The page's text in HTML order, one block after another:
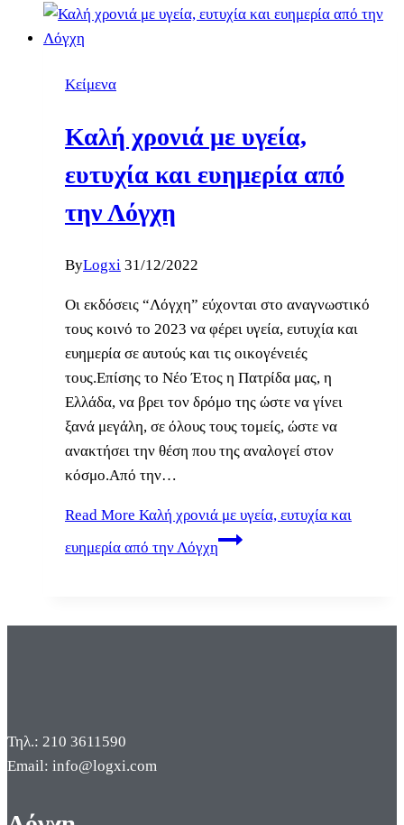
Κείμενα
Καλή χρονιά με υγεία,
ευτυχία και ευημερία από
την Λόγχη
ByLogxi 31/12/2022
Οι εκδόσεις “Λόγχη” εύχονται στο αναγνωστικό
τους κοινό το 2023 να φέρει υγεία, ευτυχία και
ευημερία σε αυτούς και τις οικογένειές
τους.Επίσης το Νέο Έτος η Πατρίδα μας, η
Ελλάδα, να βρει τον δρόμο της ώστε να γίνει
ξανά μεγάλη, σε όλους τους τομείς, ώστε να
ανακτήσει την θέση που της αναλογεί στον
κόσμο.Από την…
Read More Καλή χρονιά με υγεία, ευτυχία και
ευημερία από την Λόγχη
Τηλ.: 210 3611590
Email: info@logxi.com